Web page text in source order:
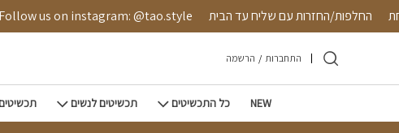
Skip to Contentהחלפות/החזרות עם שליח עד הבית us on instagram: @tao.style
התחברות / הרשמה
NEW כל התכשיטים תכשיטים לנשים
בחזרה למעלה